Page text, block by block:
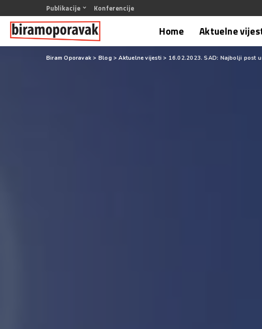
Publikacije Konferencije
Home Aktuelne
Biram Oporavak > Blog >Aktuelne vijesti > 16.02.2023. SAD: Najbolji post